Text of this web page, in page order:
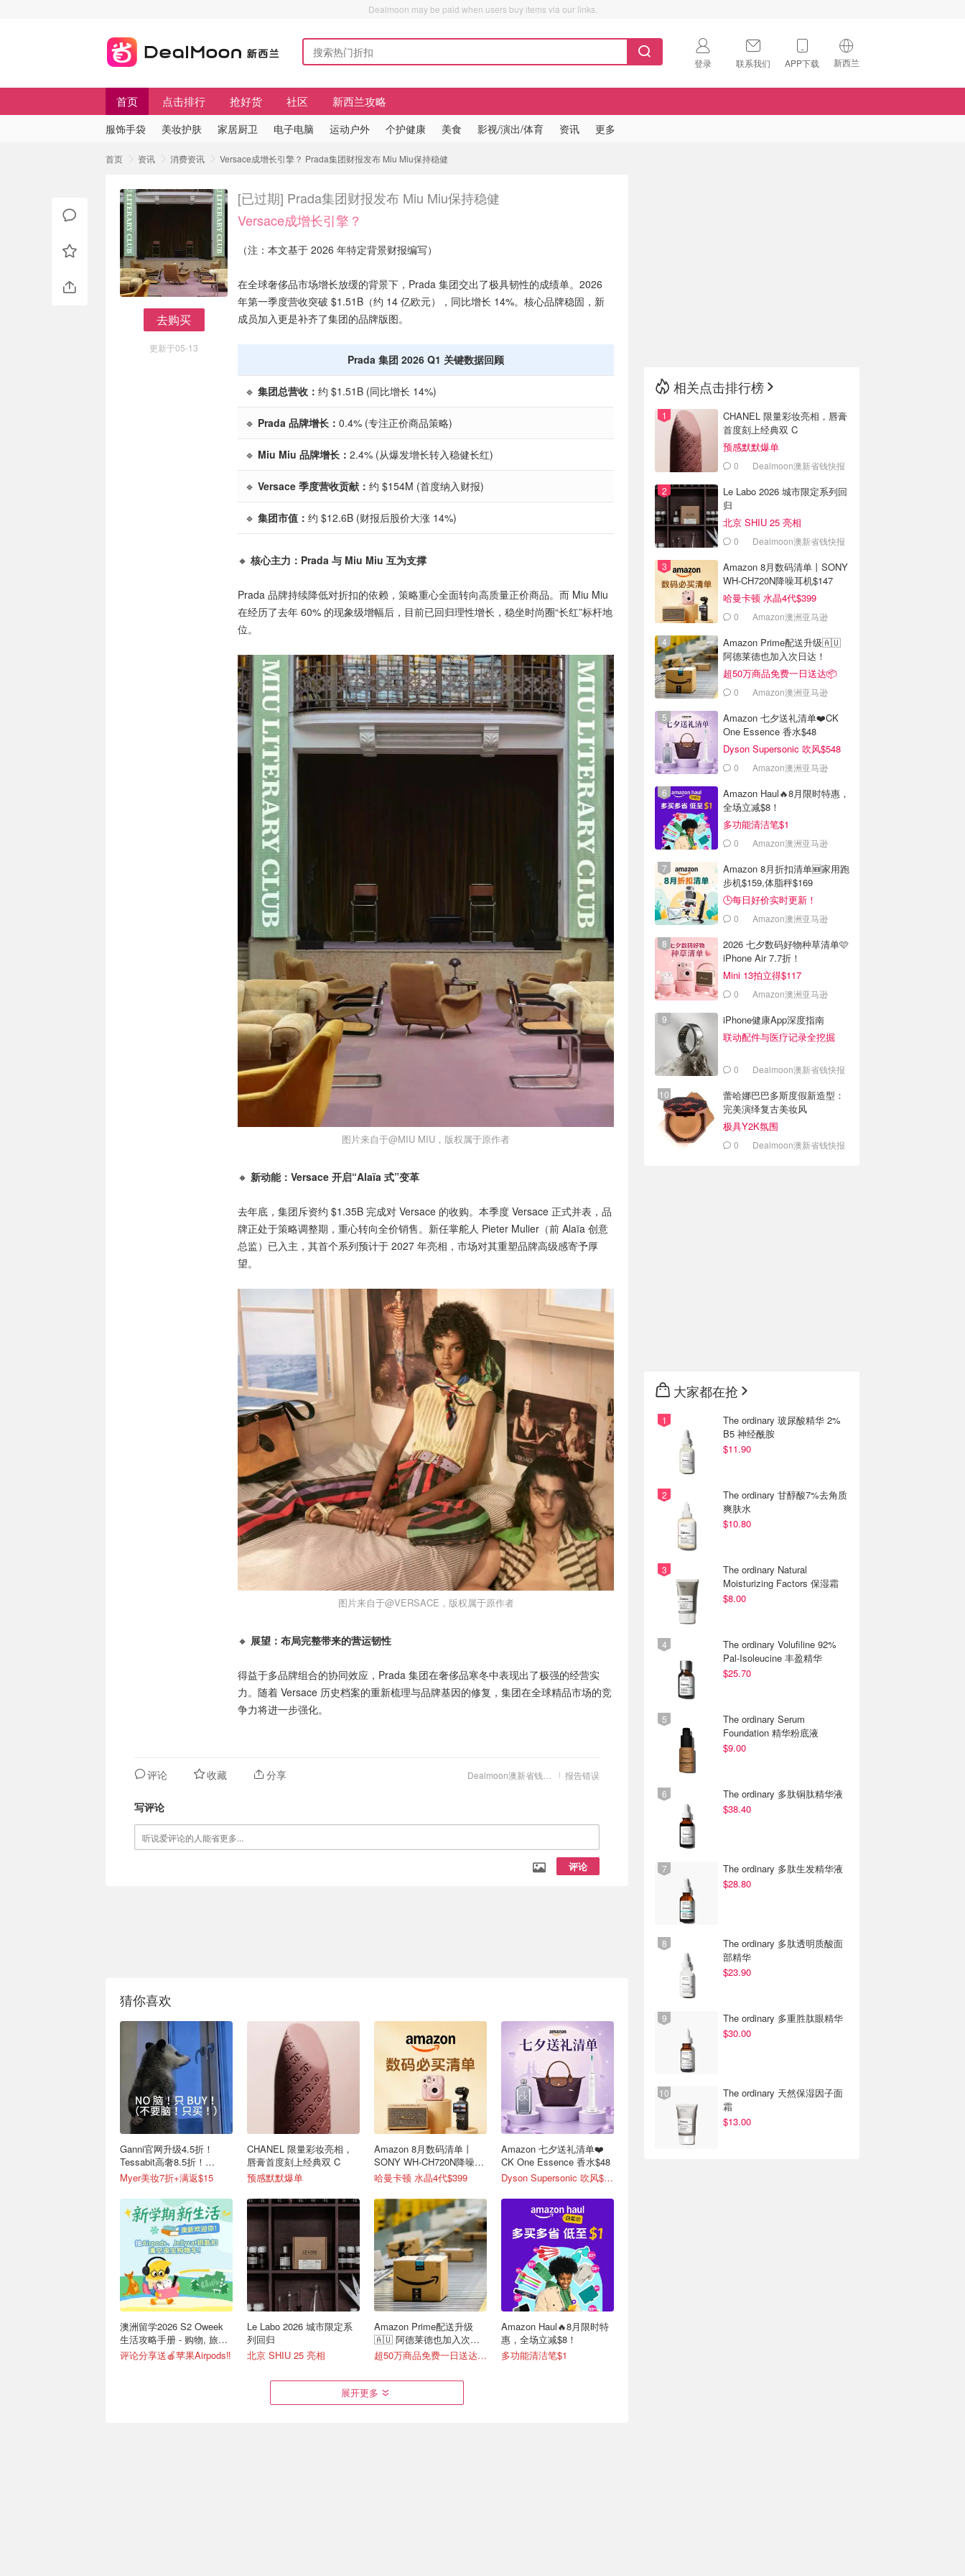
Dealmoon may be paid when users buy items via our links.
登录 联系我们 APP下载 新西兰
🇺🇸
首页 点击排行 抢好货 社区 新西兰攻略
服饰手袋 美妆护肤 家居厨卫 电子电脑 运动户外 个护健康 美食 影视/演出/体育 资讯 更多
首页 资讯 消费资讯 Versace成增长引擎？ Prada集团财报发布 Miu Miu保持稳健
去购买
更新于05-13
[已过期] Prada集团财报发布 Miu Miu保持稳健
Versace成增长引擎？
（注：本文基于 2026 年特定背景财报编写）
在全球奢侈品市场增长放缓的背景下，Prada 集团交出了极具韧性的成绩单。2026
年第一季度营收突破 $1.51B（约 14 亿欧元），同比增长 14%。核心品牌稳固，新
成员加入更是补齐了集团的品牌版图。
Prada 集团 2026 Q1 关键数据回顾
🔹 集团总营收： 约 $1.51B (同比增长 14%)
🔹 Prada 品牌增长： 0.4% (专注正价商品策略)
🔹 Miu Miu 品牌增长： 2.4% (从爆发增长转入稳健长红)
🔹 Versace 季度营收贡献： 约 $154M (首度纳入财报)
🔹 集团市值： 约 $12.6B (财报后股价大涨 14%)
🔸 核心主力：Prada 与 Miu Miu 互为支撑
Prada 品牌持续降低对折扣的依赖，策略重心全面转向高质量正价商品。而 Miu Miu
在经历了去年 60% 的现象级增幅后，目前已回归理性增长，稳坐时尚圈“长红”标杆地
位。
图片来自于@MIU MIU，版权属于原作者
🔸 新动能：Versace 开启“Alaïa 式”变革
去年底，集团斥资约 $1.35B 完成对 Versace 的收购。本季度 Versace 正式并表，品
牌正处于策略调整期，重心转向全价销售。新任掌舵人 Pieter Mulier（前 Alaïa 创意
总监）已入主，其首个系列预计于 2027 年亮相，市场对其重塑品牌高级感寄予厚
望。
图片来自于@VERSACE，版权属于原作者
🔸 展望：布局完整带来的营运韧性
得益于多品牌组合的协同效应，Prada 集团在奢侈品寒冬中表现出了极强的经营实
力。随着 Versace 历史档案的重新梳理与品牌基因的修复，集团在全球精品市场的竞
争力将进一步强化。
报告错误
评论 收藏 分享
写评论
评论
猜你喜欢
Ganni官网升级4.5折！
Tessabit高奢8.5折！
Stylevana韩妆4折
Myer美妆7折+满返$15
澳洲留学2026 S2 Oweek
生活攻略手册 - 购物, 旅游,
生活, 美食
评论分享送🍎苹果Airpods‼️
CHANEL 限量彩妆亮相，
唇膏首度刻上经典双 C
预感默默爆单
Le Labo 2026 城市限定系
列回归
北京 SHIU 25 亮相
Amazon 8月数码清单丨
SONY WH-CH720N降噪耳
机$147
哈曼卡顿 水晶4代$399
Amazon Prime配送升级
🇦🇺 阿德莱德也加入次日
达！
超50万商品免费一日送达📦
Amazon 七夕送礼清单❤️
CK One Essence 香水$48
Dyson Supersonic 吹风$548
Amazon Haul🔥8月限时特
惠，全场立减$8！
多功能清洁笔$1
展开更多
相关点击排行榜
CHANEL 限量彩妆亮相，唇膏
首度刻上经典双 C
预感默默爆单
0 Dealmoon澳新省钱快报
Le Labo 2026 城市限定系列回
归
北京 SHIU 25 亮相
0 Dealmoon澳新省钱快报
Amazon 8月数码清单丨SONY
WH-CH720N降噪耳机$147
哈曼卡顿 水晶4代$399
0 Amazon澳洲亚马逊
Amazon Prime配送升级🇦🇺
阿德莱德也加入次日达！
超50万商品免费一日送达📦
0 Amazon澳洲亚马逊
Amazon 七夕送礼清单❤️CK
One Essence 香水$48
Dyson Supersonic 吹风$548
0 Amazon澳洲亚马逊
Amazon Haul🔥8月限时特惠，
全场立减$8！
多功能清洁笔$1
0 Amazon澳洲亚马逊
Amazon 8月折扣清单🆕家用跑
步机$159,体脂秤$169
🕒每日好价实时更新！
0 Amazon澳洲亚马逊
2026 七夕数码好物种草清单🩷
iPhone Air 7.7折！
Mini 13拍立得$117
0 Amazon澳洲亚马逊
iPhone健康App深度指南
联动配件与医疗记录全挖掘
0 Dealmoon澳新省钱快报
蕾哈娜巴巴多斯度假新造型：
完美演绎复古美妆风
极具Y2K氛围
0 Dealmoon澳新省钱快报
大家都在抢
The ordinary 玻尿酸精华 2%
B5 神经酰胺
$11.90
The ordinary 甘醇酸7%去角质
爽肤水
$10.80
The ordinary Natural
Moisturizing Factors 保湿霜
$8.00
The ordinary Volufiline 92%
Pal-Isoleucine 丰盈精华
$25.70
The ordinary Serum
Foundation 精华粉底液
$9.00
The ordinary 多肽铜肽精华液
$38.40
The ordinary 多肽生发精华液
$28.80
The ordinary 多肽透明质酸面
部精华
$23.90
The ordinary 多重胜肽眼精华
$30.00
The ordinary 天然保湿因子面
霜
$13.00